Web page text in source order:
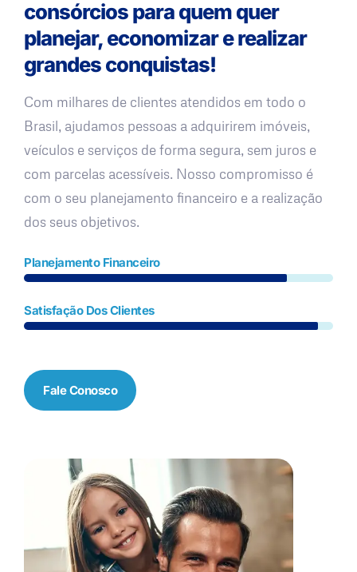
consórcios para quem quer
planejar, economizar e realizar
grandes conquistas!
Com milhares de clientes atendidos em todo o
Brasil, ajudamos pessoas a adquirirem imóveis,
veículos e serviços de forma segura, sem juros e
com parcelas acessíveis. Nosso compromisso é
com o seu planejamento financeiro e a realização
dos seus objetivos.
Planejamento Financeiro
Satisfação Dos Clientes
Fale Conosco